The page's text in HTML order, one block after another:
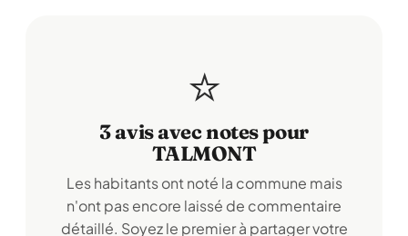
⭐
3 avis avec notes pour
TALMONT
Les habitants ont noté la commune mais
n'ont pas encore laissé de commentaire
détaillé. Soyez le premier à partager votre